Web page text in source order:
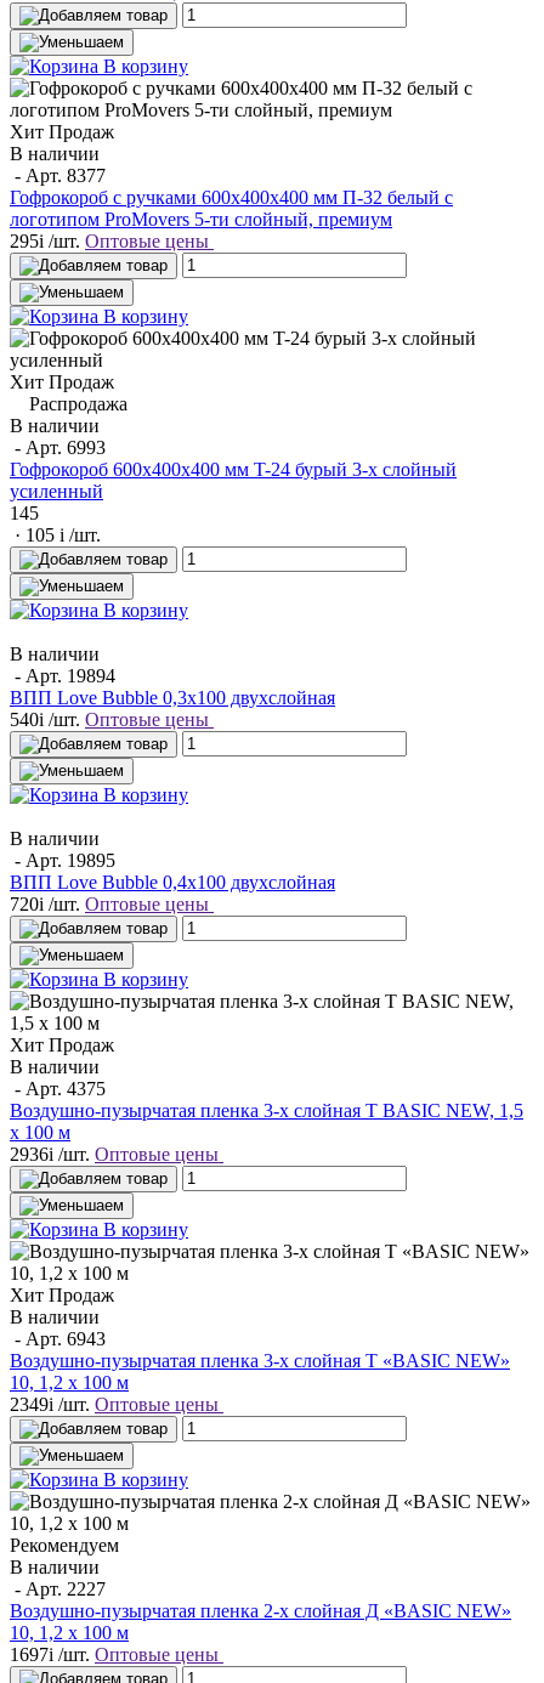
В корзину
Хит Продаж
В наличии
- Арт. 8377
Гофрокороб с ручками 600х400х400 мм П-32 белый с
логотипом ProMovers 5-ти слойный, премиум
295i /шт. Оптовые цены
В корзину
Хит Продаж
Распродажа
В наличии
- Арт. 6993
Гофрокороб 600x400x400 мм T-24 бурый 3-х слойный
усиленный
145
· 105 i /шт.
В корзину
В наличии
- Арт. 19894
ВПП Love Bubble 0,3х100 двухслойная
540i /шт. Оптовые цены
В корзину
В наличии
- Арт. 19895
ВПП Love Bubble 0,4х100 двухслойная
720i /шт. Оптовые цены
В корзину
Хит Продаж
В наличии
- Арт. 4375
Воздушно-пузырчатая пленка 3-х слойная T BASIC NEW, 1,5
х 100 м
2936i /шт. Оптовые цены
В корзину
Хит Продаж
В наличии
- Арт. 6943
Воздушно-пузырчатая пленка 3-х слойная T «BASIC NEW»
10, 1,2 х 100 м
2349i /шт. Оптовые цены
В корзину
Рекомендуем
В наличии
- Арт. 2227
Воздушно-пузырчатая пленка 2-х слойная Д «BASIC NEW»
10, 1,2 х 100 м
1697i /шт. Оптовые цены